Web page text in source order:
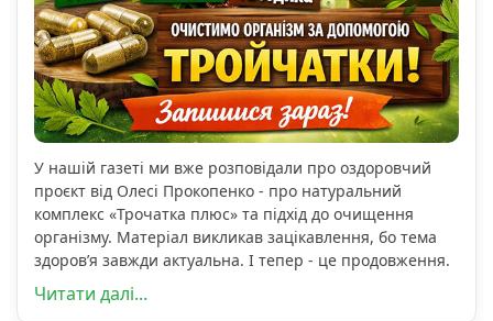
У нашій газеті ми вже розповідали про оздоровчий
проєкт від Олесі Прокопенко - про натуральний
комплекс «Трочатка плюс» та підхід до очищення
організму. Матеріал викликав зацікавлення, бо тема
здоров’я завжди актуальна. І тепер - це продовження.
Читати далі...